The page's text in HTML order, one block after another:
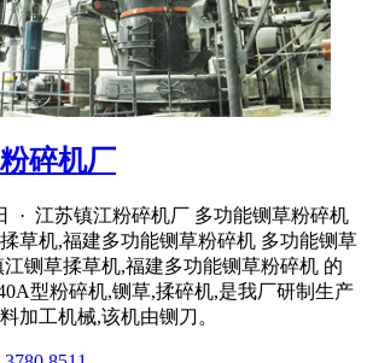
碎机厂
· 江苏镇江粉碎机厂 多功能铡草粉碎机
草机,福建多功能铡草粉碎机 多功能铡草
铡草揉草机,福建多功能铡草粉碎机 的
型粉碎机,铡草,揉碎机,是我厂研制生产
加工机械,该机由铡刀。